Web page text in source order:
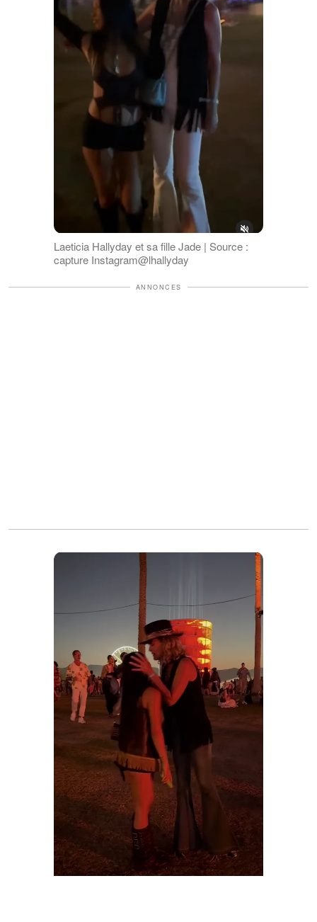
Laeticia Hallyday et sa fille Jade | Source :
capture Instagram@lhallyday
ANNONCES